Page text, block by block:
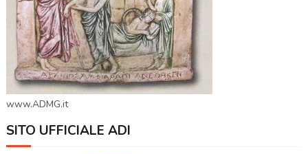
www.ADMG.it
SITO UFFICIALE ADI